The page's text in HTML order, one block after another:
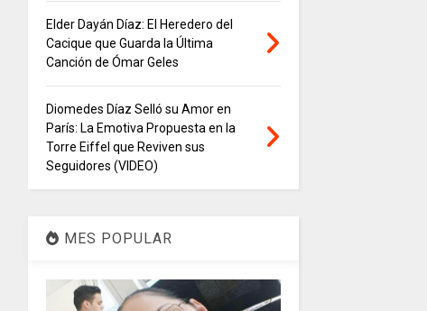
Elder Dayán Díaz: El Heredero del
Cacique que Guarda la Última
Canción de Ómar Geles
Diomedes Díaz Selló su Amor en
París: La Emotiva Propuesta en la
Torre Eiffel que Reviven sus
Seguidores (VIDEO)
MES POPULAR